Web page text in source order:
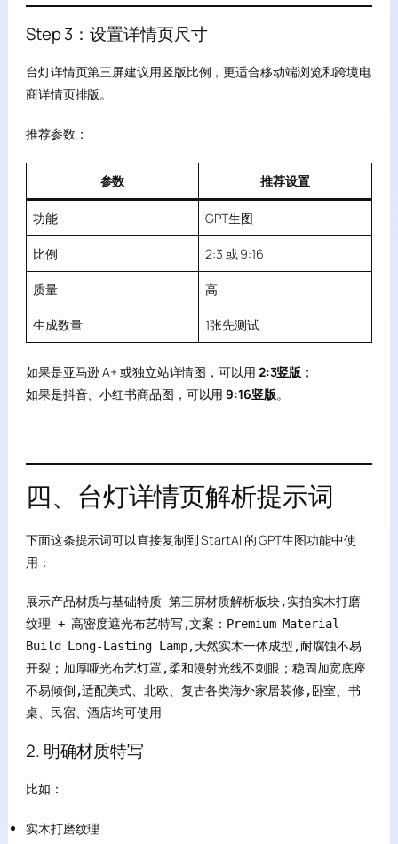
Step 3：设置详情页尺寸
台灯详情页第三屏建议用竖版比例，更适合移动端浏览和跨境电
商详情页排版。
推荐参数：
参数 推荐设置
功能 GPT生图
比例 2:3 或 9:16
质量 高
生成数量 1张先测试
如果是亚马逊 A+ 或独立站详情图，可以用 2:3竖版 ；
如果是抖音、小红书商品图，可以用9:16竖版。
四、台灯详情页解析提示词
下面这条提示词可以直接复制到 StartAI 的 GPT生图功能中使
用：
展示产品材质与基础特质 第三屏材质解析板块,实拍实木打磨
纹理 + 高密度遮光布艺特写,文案：Premium Material
Build Long-Lasting Lamp,天然实木一体成型,耐腐蚀不易
开裂；加厚哑光布艺灯罩,柔和漫射光线不刺眼；稳固加宽底座
不易倾倒,适配美式、北欧、复古各类海外家居装修,卧室、书
桌、民宿、酒店均可使用
2. 明确材质特写
比如：
实木打磨纹理